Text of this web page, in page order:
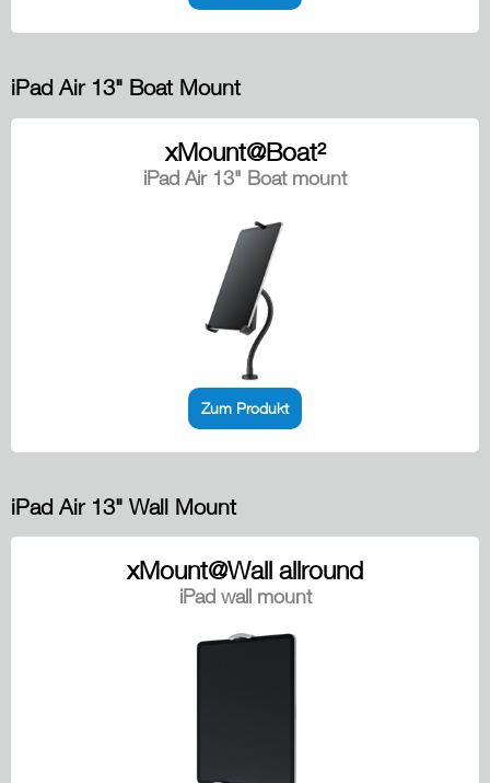
iPad Air 13" Boat Mount
xMount@Boat²
iPad Air 13" Boat mount
Zum Produkt
iPad Air 13" Wall Mount
xMount@Wall allround
iPad wall mount